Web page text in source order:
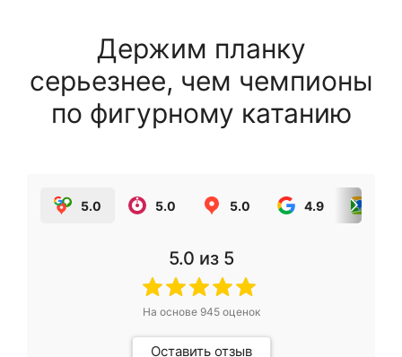
Держим планку
серьезнее, чем чемпионы
по фигурному катанию
5.0 5.0 5.0 4.9
5.0 из 5
На основе 945оценок
Оставить отзыв